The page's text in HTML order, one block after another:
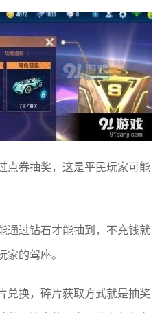
点券抽奖，这是平民玩家可能
通过钻石才能抽到，不充钱就
的驾座。
兑换，碎片获取方式就是抽奖